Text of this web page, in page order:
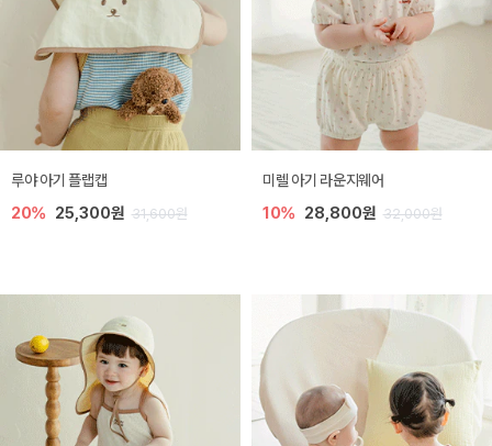
루야 아기 플랩캡
20% 25,300원 31,600원
미렐 아기 라운지웨어
10% 28,800원 32,000원